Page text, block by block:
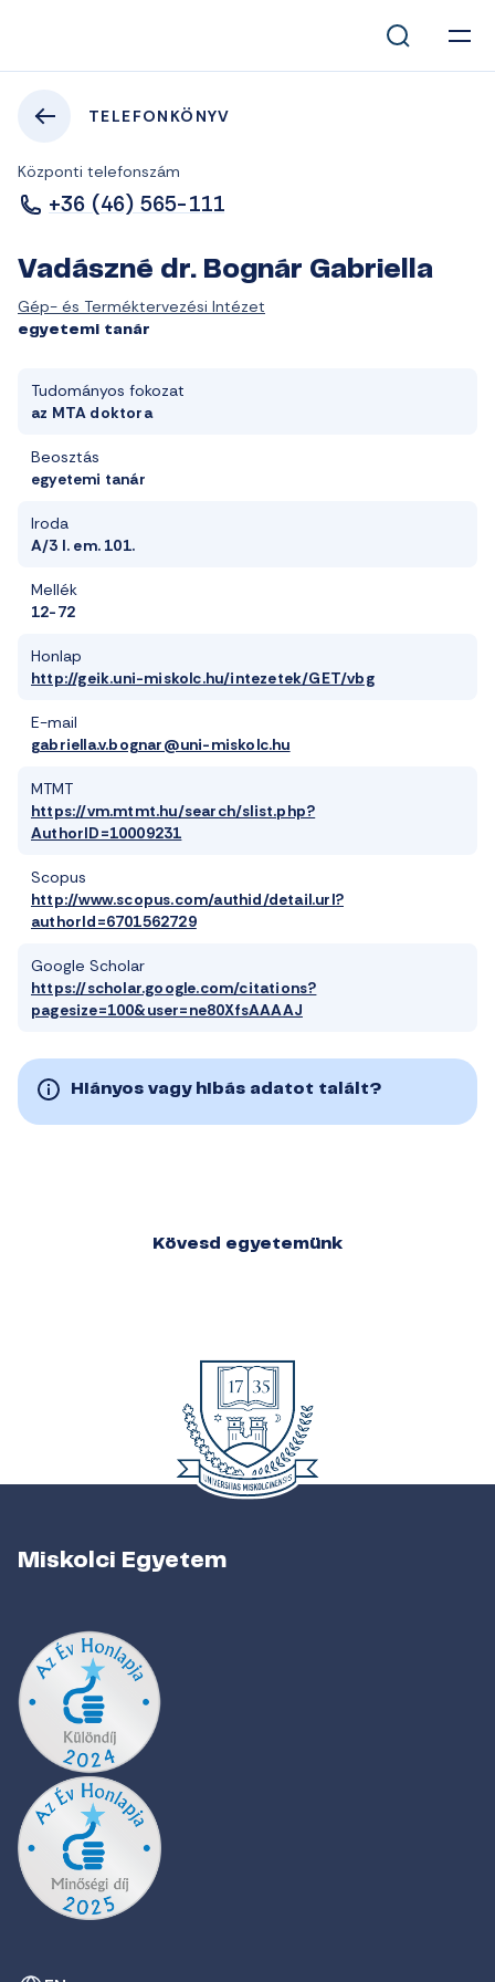
TELEFONKÖNYV
Központi telefonszám
+36 (46) 565-111
Vadászné dr. Bognár Gabriella
Gép- és Terméktervezési Intézet
egyetemi tanár
Tudományos fokozat
az MTA doktora
Beosztás
egyetemi tanár
Iroda
A/3 I. em. 101.
Mellék
12-72
Honlap
http://geik.uni-miskolc.hu/intezetek/GET/vbg
E-mail
gabriella.v.bognar@uni-miskolc.hu
MTMT
https://vm.mtmt.hu/search/slist.php?
AuthorID=10009231
Scopus
http://www.scopus.com/authid/detail.url?
authorId=6701562729
Google Scholar
https://scholar.google.com/citations?
pagesize=100&user=ne80XfsAAAAJ
Hiányos vagy hibás adatot talált?
Kövesd egyetemünk
Miskolci Egyetem